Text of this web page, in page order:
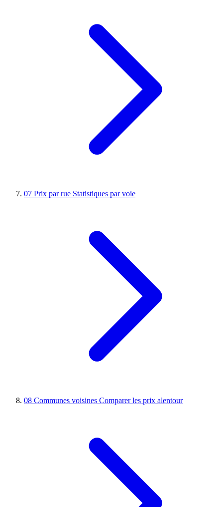
07 Prix par rue Statistiques par voie
08 Communes voisines Comparer les prix alentour